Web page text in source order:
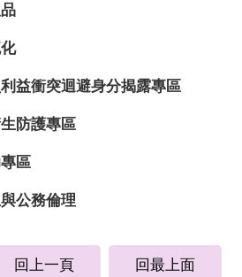
益衝突迴避身分揭露專區
防護專區
區
公務倫理
回上一頁 回最上面